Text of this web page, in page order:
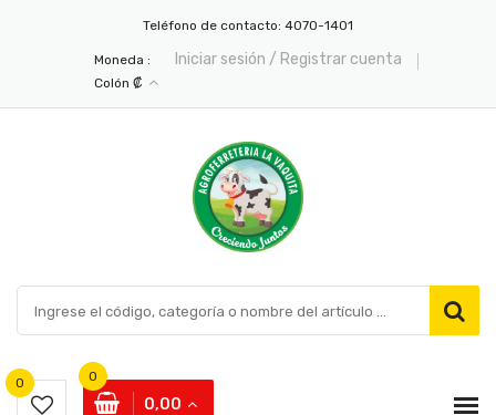
Teléfono de contacto: 4070-1401
Iniciar sesión / Registrar cuenta
Moneda :
Colón ₡
0
0,00
0